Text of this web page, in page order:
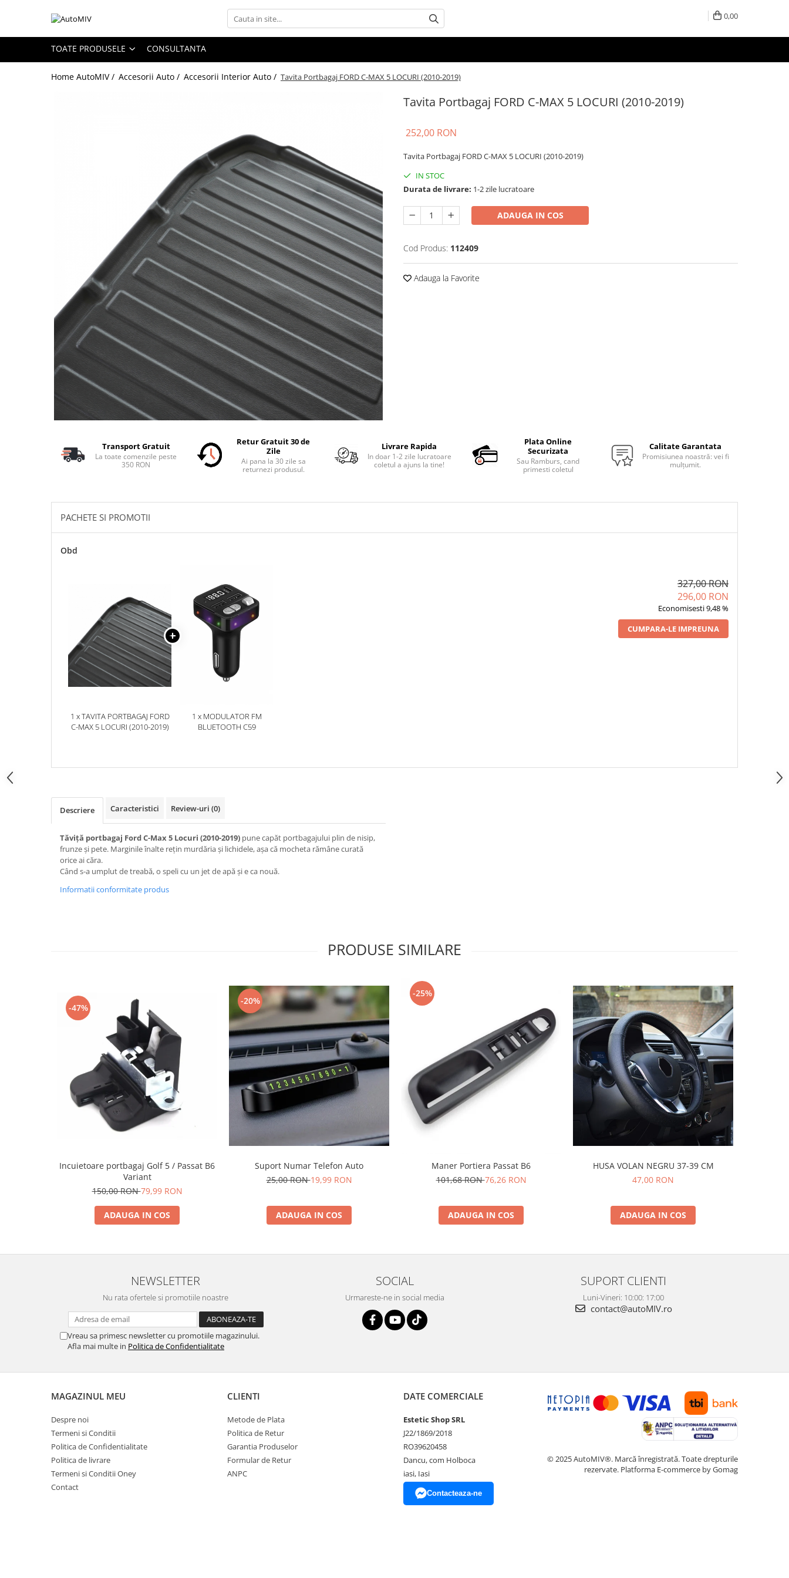
Toate Produsele
Oferta Saptamanii
Schimbatoare Viteze
Accesorii Auto Exterior
Husa Auto / Prelata Auto
Paravanturi Auto / Deflectoare Aer
Accesorii Interior Auto
Inchidere Centralizata
Huse Scaune Auto
Tavite Portbagaj Dedicate
Covorase Auto/ Presuri Auto
Carcasa Cheie
Accesorii Electronice Auto
Incarcatoare Auto
Amortizoare Capota
Pompa Spalator Parbriz
Accesorii Camioane
Lampi si Proiectoare Camion
Marcaje si Echipamente de
Accesorii Cabina Camion
Aditivi Ulei Motor
Aditivi DPF, Sistem Racire si
Produse Intretinere si Detailing
Lubrifianti si Spray-uri de Curatare
Curatare si Detailing Interior
Vopsitorie, Chituri si Adezivi
Articole Auto Sezoniere
0,00
TOATE PRODUSELE CONSULTANTA
Home AutoMIV / Accesorii Auto / Accesorii Interior Auto / Tavita Portbagaj FORD C-MAX 5 LOCURI (2010-2019)
Tavita Portbagaj FORD C-MAX 5 LOCURI (2010-2019)
252,00 RON
Tavita Portbagaj FORD C-MAX 5 LOCURI (2010-2019)
IN STOC
Durata de livrare: 1-2 zile lucratoare
ADAUGA IN COS
Cod Produs: 112409
Adauga la Favorite
Transport Gratuit
La toate comenzile peste
350 RON
Retur Gratuit 30 de
Zile
Ai pana la 30 zile sa
returnezi produsul.
Livrare Rapida
In doar 1-2 zile lucratoare
coletul a ajuns la tine!
Plata Online
Securizata
Sau Ramburs, cand
primesti coletul
Calitate Garantata
Promisiunea noastră: vei fi
mulțumit.
PACHETE SI PROMOTII
Obd
1 x TAVITA PORTBAGAJ FORD
C-MAX 5 LOCURI (2010-2019)
1 x MODULATOR FM
BLUETOOTH C59
327,00 RON
296,00 RON
Economisesti 9,48 %
CUMPARA-LE IMPREUNA
Descriere Caracteristici Review-uri (0)
Tăviță portbagaj Ford C-Max 5 Locuri (2010-2019) pune capăt portbagajului plin de nisip,
frunze și pete. Marginile înalte rețin murdăria și lichidele, așa că mocheta rămâne curată
orice ai căra.
Când s-a umplut de treabă, o speli cu un jet de apă și e ca nouă.
Informatii conformitate produs
PRODUSE SIMILARE
-47%
Incuietoare portbagaj Golf 5 / Passat B6
Variant
150,00 RON79,99 RON
ADAUGA IN COS
-20%
Suport Numar Telefon Auto
25,00 RON19,99 RON
ADAUGA IN COS
-25%
Maner Portiera Passat B6
101,68 RON76,26 RON
ADAUGA IN COS
HUSA VOLAN NEGRU 37-39 CM
47,00 RON
ADAUGA IN COS
NEWSLETTER
Nu rata ofertele si promotiile noastre
Vreau sa primesc newsletter cu promotiile magazinului.
Afla mai multe in Politica de Confidentialitate
SOCIAL
Urmareste-ne in social media
SUPORT CLIENTI
Luni-Vineri: 10:00: 17:00
contact@autoMIV.ro
MAGAZINUL MEU
Despre noi
Termeni si Conditii
Politica de Confidentialitate
Politica de livrare
Termeni si Conditii Oney
Contact
CLIENTI
Metode de Plata
Politica de Retur
Garantia Produselor
Formular de Retur
ANPC
DATE COMERCIALE
Estetic Shop SRL
J22/1869/2018
RO39620458
Dancu, com Holboca
iasi, Iasi
Contacteaza-ne
© 2025 AutoMIV®. Marcă înregistrată. Toate drepturile
rezervate. Platforma E-commerce by Gomag